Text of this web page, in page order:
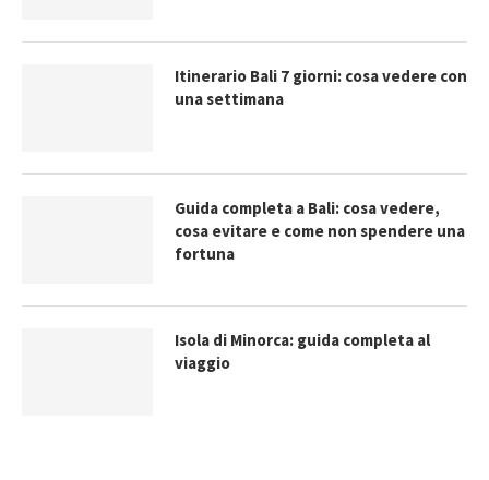
Itinerario Bali 7 giorni: cosa vedere con
una settimana
Guida completa a Bali: cosa vedere,
cosa evitare e come non spendere una
fortuna
Isola di Minorca: guida completa al
viaggio